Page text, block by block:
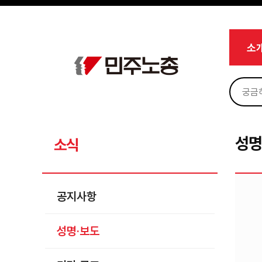
메뉴 건너뛰기
소
소식
공지사항
성명·보도
성
Sketchbook5, 스케치북5
Sketchbook5, 스케치북5